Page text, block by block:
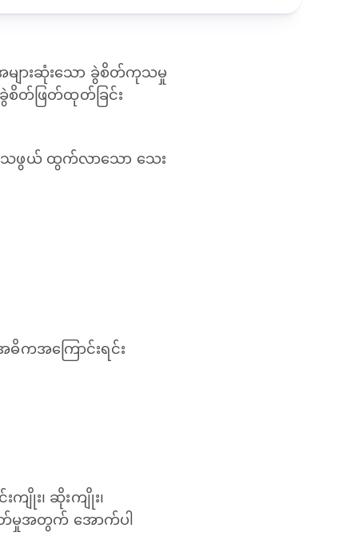
လီယွိုက်ဒိုးဆစ် ပြင်းထန်
and
HEALTH is delighted to
announce the...
များဆုံးသော ခွဲစိတ်ကုသမှု
စိတ်ဖြတ်ထုတ်ခြင်း
ဖွယ် ထွက်လာသော သေး
အကြောင်းရင်း
ျိုး၊ ဆိုးကျိုး၊
တ်မှုအတွက် အောက်ပါ